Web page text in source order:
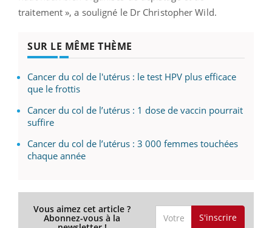
traitement », a souligné le Dr Christopher Wild.
SUR LE MÊME THÈME
Cancer du col de l'utérus : le test HPV plus efficace
que le frottis
Cancer du col de l’utérus : 1 dose de vaccin pourrait
suffire
Cancer du col de l’utérus : 3 000 femmes touchées
chaque année
Vous aimez cet article ?
Abonnez-vous à la S'inscrire